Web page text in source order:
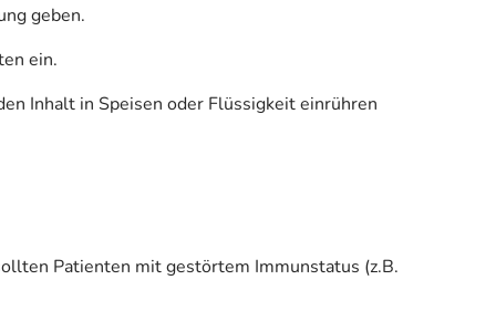
geben.
ein.
Inhalt in Speisen oder Flüssigkeit einrühren
Patienten mit gestörtem Immunstatus (z.B.